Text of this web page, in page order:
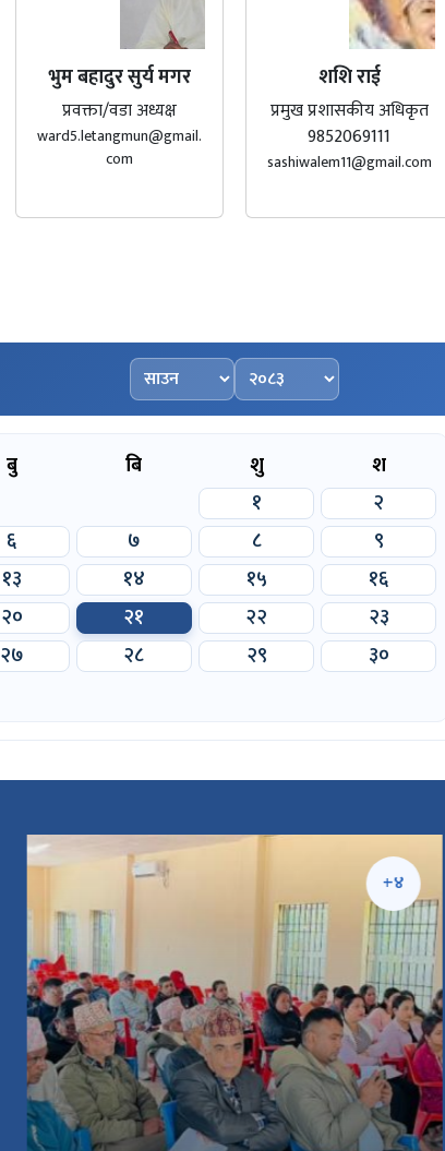
भुम बहादुर सुर्य मगर
प्रवक्ता/वडा अध्यक्ष
ward5.letangmun@gmail.
com
शशि राई
प्रमुख प्रशासकीय अधिकृत
9852069111
sashiwalem11@gmail.com
महिना चयन गर्नुहोस्
वर्ष चयन गर्नुहोस्
बु बि शु
श
१
२
६ ७ ८
९
१३ १४ १५
१६
२० २१ २२
२३
२७ २८ २९
३०
+४